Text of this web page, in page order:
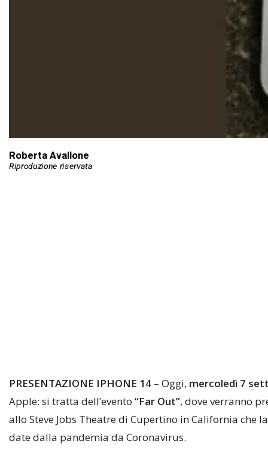
Roberta Avallone
PRESENTAZIONE IPHONE 14 – Oggi, mercoledì 7
Apple: si tratta dell’evento “Far Out”, dove verranno
allo Steve Jobs Theatre di Cupertino in California
date dalla pandemia da Coronavirus.